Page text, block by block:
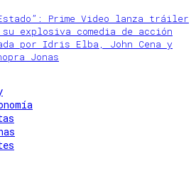
Prime Video lanza tráiler
explosiva comedia de acción
por Idris Elba, John Cena y
Jonas